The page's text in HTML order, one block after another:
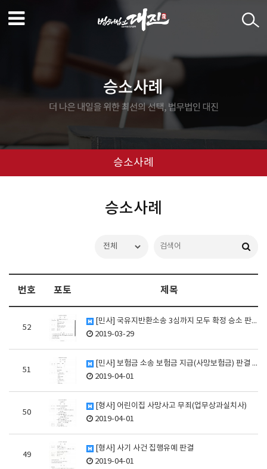
승소사례
승소사례
번호 포토 제목
52
[민사] 국유지반환소송 3심까지 모두 확정 승소 판결
2019-03-29
51
[민사] 보험금 소송 보험금 지급(사망보험금) 판결 승…
2019-04-01
50
[형사] 어린이집 사망사고 무죄(업무상과실치사)
2019-04-01
49
[형사] 사기 사건 집행유예 판결
2019-04-01